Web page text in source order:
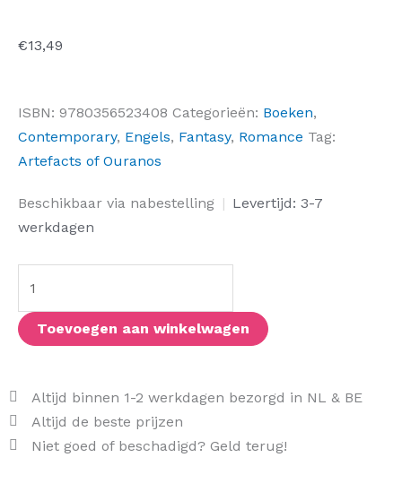
€13,49
ISBN: 9780356523408 Categorieën: Boeken,
Contemporary, Engels, Fantasy, Romance Tag:
Artefacts of Ouranos
Beschikbaar via nabestelling | Levertijd: 3-7
werkdagen
Fate
of
King
aantalToevoegen aan winkelwagen
Altijd binnen 1-2 werkdagen bezorgd in NL & BE
Altijd de beste prijzen
Niet goed of beschadigd? Geld terug!